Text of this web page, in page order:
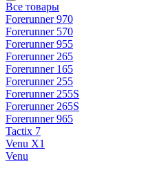
Все товары
Forerunner 970
Forerunner 570
Forerunner 955
Forerunner 265
Forerunner 165
Forerunner 255
Forerunner 255S
Forerunner 265S
Forerunner 965
Tactix 7
Venu X1
Venu